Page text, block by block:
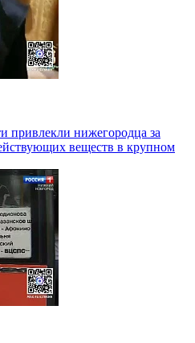
привлекли нижегородца за
веществ в крупном